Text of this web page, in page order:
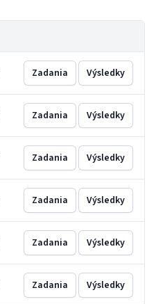
Zadania Výsledky
Zadania Výsledky
Zadania Výsledky
Zadania Výsledky
Zadania Výsledky
Zadania Výsledky